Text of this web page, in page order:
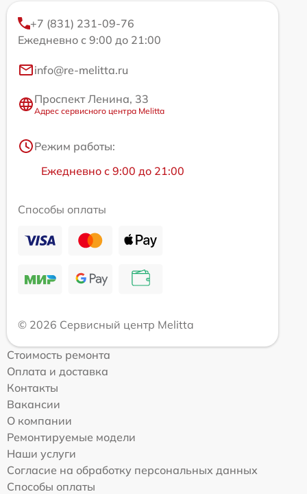
+7 (831) 231-09-76
Ежедневно с 9:00 до 21:00
info@re-melitta.ru
Проспект Ленина, 33
Адрес сервисного центра Melitta
Режим работы:
Ежедневно с 9:00 до 21:00
Способы оплаты
© 2026 Сервисный центр Melitta
Стоимость ремонта
Оплата и доставка
Контакты
Вакансии
О компании
Ремонтируемые модели
Наши услуги
Согласие на обработку персональных данных
Способы оплаты